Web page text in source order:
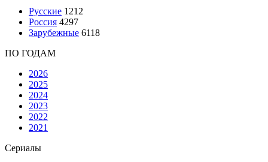
Русские 1212
Россия 4297
Зарубежные 6118
ПО ГОДАМ
2026
2025
2024
2023
2022
2021
Сериалы